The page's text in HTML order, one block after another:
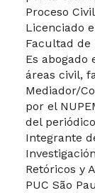
Proceso
Licenciado
Facultad de
Es abogado
áreas civil,
Mediador/
por el
del
Integrante
Retóricos y
PUC São